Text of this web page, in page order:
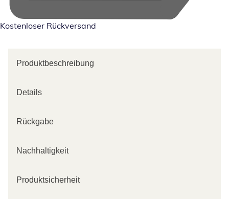
Kostenloser Rückversand
Produktbeschreibung
Details
Rückgabe
Nachhaltigkeit
Produktsicherheit